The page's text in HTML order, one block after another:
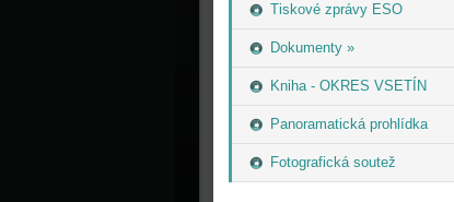
Tiskové zprávy ESO
Dokumenty »
Kniha - OKRES VSETÍN
Panoramatická prohlídka
Fotografická soutež